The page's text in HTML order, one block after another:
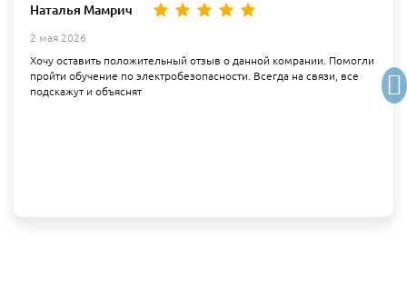
Наталья Мамрич
2 мая 2026
Хочу оставить положительный отзыв о данной комрании. Помогли
пройти обучение по электробезопасности. Всегда на связи, все
подскажут и объяснят